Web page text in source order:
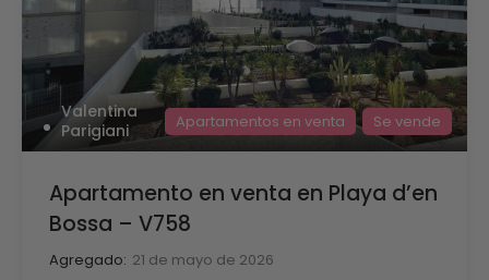
Valentina
Parigiani
Apartamentos en venta Se vende
Apartamento en venta en Playa d’en
Bossa – V758
Agregado: 21 de mayo de 2026